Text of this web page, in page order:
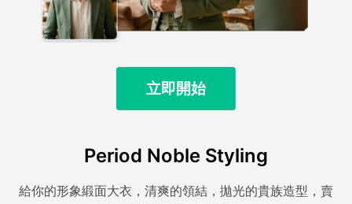
立即開始
Period Noble Styling
給你的形象緞面大衣，清爽的領結，拋光的貴族造型，賣